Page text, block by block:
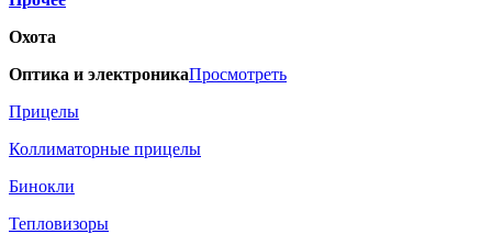
Охота
Оптика и электроникаПросмотреть
Прицелы
Коллиматорные прицелы
Бинокли
Тепловизоры